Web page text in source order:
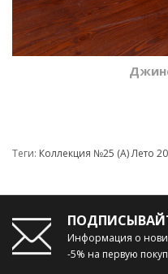
Теги: Коллекция №25 (А) Лето
Информация о
-5% на первую